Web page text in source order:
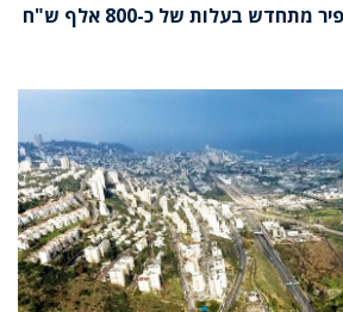
בעלות של כ-800 אלף ש"ח